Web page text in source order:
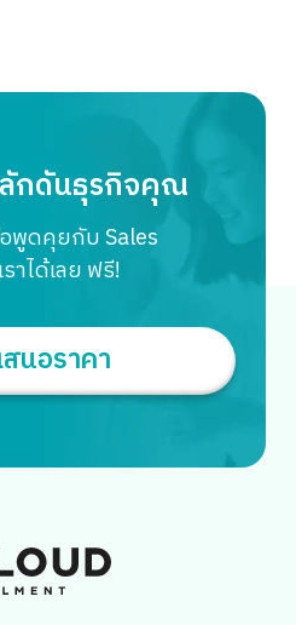
ลักดันธุรกิจคุณ
พูดคุยกับ Sales
าได้เลย ฟรี!
สนอราคา